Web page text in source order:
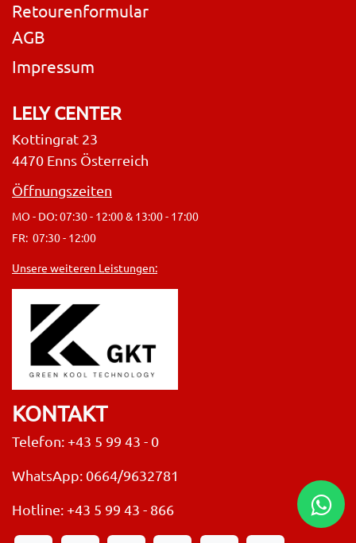
Retourenformular
AGB
Impressum
LELY CENTER
Kottingrat 23
4470 Enns Österreich
Öffnungszeiten
MO - DO: 07:30 - 12:00 & 13:00 - 17:00
FR: 07:30 - 12:00
Unsere weiteren Leistungen:
KONTAKT
Telefon: +43 5 99 43 - 0
WhatsApp: 0664/9632781
Hotline: +43 5 99 43 - 866